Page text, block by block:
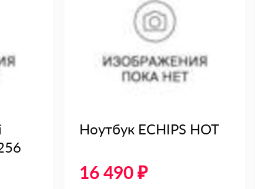
Ноутбук ECHIPS HOT
16 490 ₽